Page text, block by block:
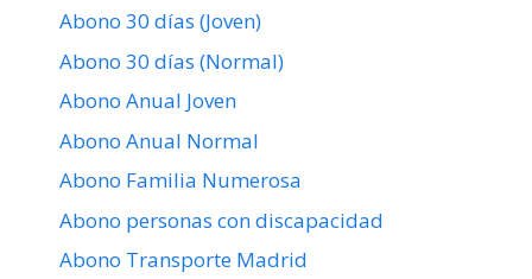
Abono 30 días (Joven)
Abono 30 días (Normal)
Abono Anual Joven
Abono Anual Normal
Abono Familia Numerosa
Abono personas con discapacidad
Abono Transporte Madrid